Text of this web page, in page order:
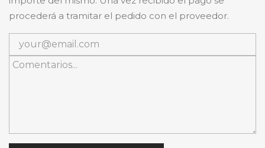
procederá a tramitar el pedido con el proveedor.